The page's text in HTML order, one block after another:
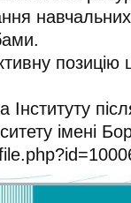
навчальних
позицію
Інституту
імені